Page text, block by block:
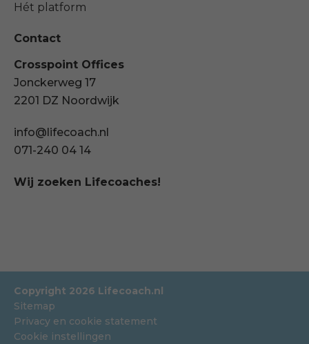
Hét platform
Contact
Crosspoint Offices
Jonckerweg 17
2201 DZ Noordwijk
info@lifecoach.nl
071-240 04 14
Wij zoeken Lifecoaches!
Copyright 2026 Lifecoach.nl
Sitemap
Privacy en cookie statement
Cookie instellingen